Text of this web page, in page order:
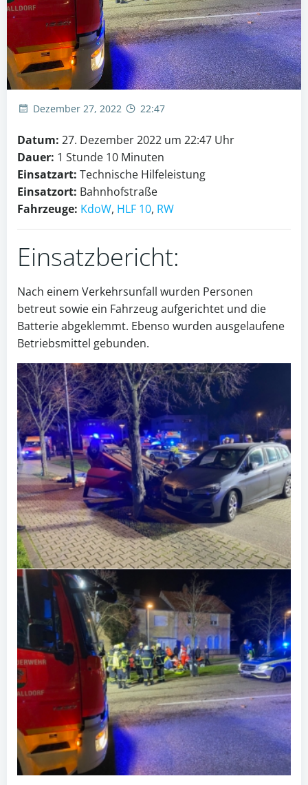
Dezember 27, 2022 22:47
Datum: 27. Dezember 2022 um 22:47 Uhr
Dauer: 1 Stunde 10 Minuten
Einsatzart: Technische Hilfeleistung
Einsatzort: Bahnhofstraße
Fahrzeuge: KdoW, HLF 10, RW
Einsatzbericht:
Nach einem Verkehrsunfall wurden Personen
betreut sowie ein Fahrzeug aufgerichtet und die
Batterie abgeklemmt. Ebenso wurden ausgelaufene
Betriebsmittel gebunden.